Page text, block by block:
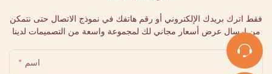
فقط اترك بريدك الإلكتروني أو رقم هاتفك في نموذج الاتصال حتى نتمكن
من إرسال عرض أسعار مجاني لك لمجموعة واسعة من التصميمات لدينا
اسم